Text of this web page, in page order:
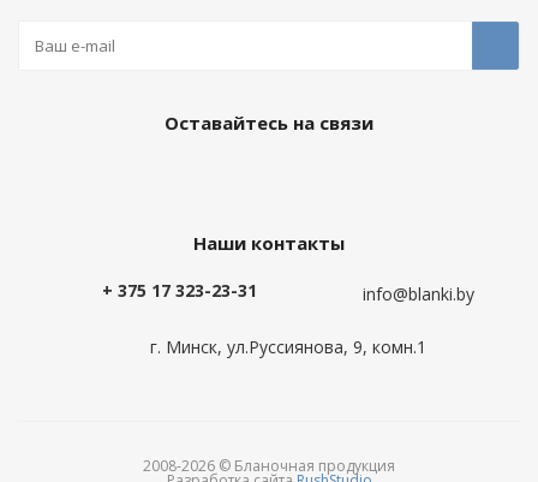
Оставайтесь на связи
Наши контакты
+ 375 17 323-23-31 info@blanki.by
г. Минск, ул.Руссиянова, 9, комн.1
2008-2026 © Бланочная продукция